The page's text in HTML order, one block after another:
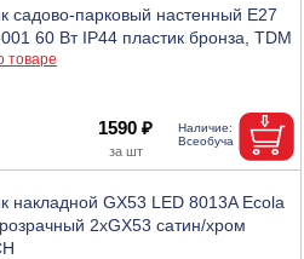
садово-парковый настенный Е27
60 Вт IP44 пластик бронза, TDM
товаре
1590 ₽
накладной GX53 LED 8013A Ecola
2хGX53 сатин/хром